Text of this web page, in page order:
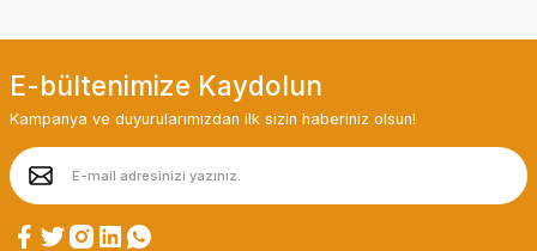
E-bültenimize Kaydolun
Kampanya ve duyurularımızdan ilk sizin haberiniz olsun!